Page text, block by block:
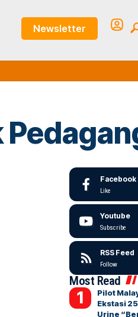
Newsletter
Facebook
Like
Youtube
Subscribe
RSS Feed
Follow
Most Read
Pilot
Ekstasi
Urine